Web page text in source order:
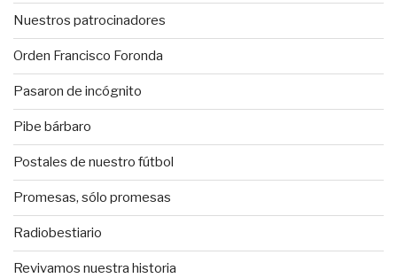
Nuestros patrocinadores
Orden Francisco Foronda
Pasaron de incógnito
Pibe bárbaro
Postales de nuestro fútbol
Promesas, sólo promesas
Radiobestiario
Revivamos nuestra historia